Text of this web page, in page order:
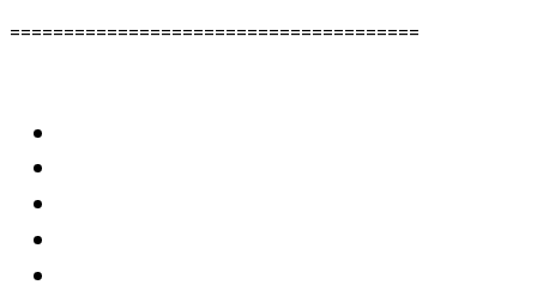
======================================